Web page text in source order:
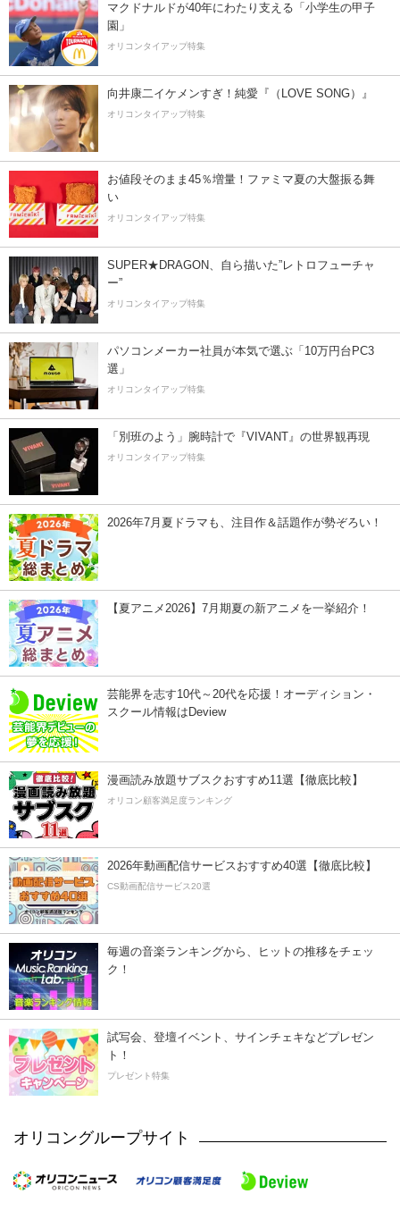
マクドナルドが40年にわたり支える「小学生の甲子
園」
オリコンタイアップ特集
向井康二イケメンすぎ！純愛『（LOVE SONG）』
オリコンタイアップ特集
お値段そのまま45％増量！ファミマ夏の大盤振る舞
い
オリコンタイアップ特集
SUPER★DRAGON、自ら描いた”レトロフューチャ
ー”
オリコンタイアップ特集
パソコンメーカー社員が本気で選ぶ「10万円台PC3
選」
オリコンタイアップ特集
「別班のよう」腕時計で『VIVANT』の世界観再現
オリコンタイアップ特集
2026年7月夏ドラマも、注目作＆話題作が勢ぞろい！
【夏アニメ2026】7月期夏の新アニメを一挙紹介！
芸能界を志す10代～20代を応援！オーディション・
スクール情報はDeview
漫画読み放題サブスクおすすめ11選【徹底比較】
オリコン顧客満足度ランキング
2026年動画配信サービスおすすめ40選【徹底比較】
CS動画配信サービス20選
毎週の音楽ランキングから、ヒットの推移をチェッ
ク！
試写会、登壇イベント、サインチェキなどプレゼン
ト！
プレゼント特集
オリコングループサイト